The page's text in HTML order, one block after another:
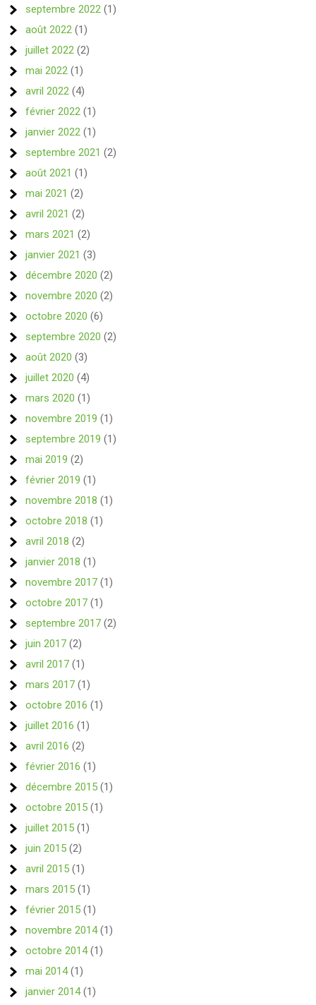
septembre 2022 (1)
août 2022 (1)
juillet 2022 (2)
mai 2022 (1)
avril 2022 (4)
février 2022 (1)
janvier 2022 (1)
septembre 2021 (2)
août 2021 (1)
mai 2021 (2)
avril 2021 (2)
mars 2021 (2)
janvier 2021 (3)
décembre 2020 (2)
novembre 2020 (2)
octobre 2020 (6)
septembre 2020 (2)
août 2020 (3)
juillet 2020 (4)
mars 2020 (1)
novembre 2019 (1)
septembre 2019 (1)
mai 2019 (2)
février 2019 (1)
novembre 2018 (1)
octobre 2018 (1)
avril 2018 (2)
janvier 2018 (1)
novembre 2017 (1)
octobre 2017 (1)
septembre 2017 (2)
juin 2017 (2)
avril 2017 (1)
mars 2017 (1)
octobre 2016 (1)
juillet 2016 (1)
avril 2016 (2)
février 2016 (1)
décembre 2015 (1)
octobre 2015 (1)
juillet 2015 (1)
juin 2015 (2)
avril 2015 (1)
mars 2015 (1)
février 2015 (1)
novembre 2014(1)
octobre 2014(1)
mai 2014(1)
janvier 2014(1)